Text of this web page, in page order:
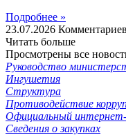
Подробнее »
23.07.2026
Читать больше
Просмотрены все
Руководство
Ингушетия
Структура
Противодействие
Официальный интернет-
Сведения о закупках